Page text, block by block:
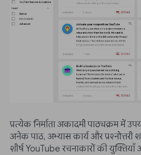
प्रत्येक निर्माता अकादमी पाठ्यक्रम में
अनेक पाठ, अभ्यास कार्य और प्रश्नोत्तरी
शीर्ष YouTube रचनाकारों की युक्तियाँ